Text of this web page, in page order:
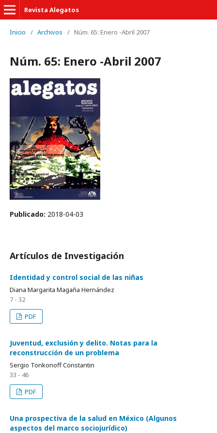
Revista Alegatos
Inicio / Archivos / Núm. 65: Enero -Abril 2007
Núm. 65: Enero -Abril 2007
Publicado: 2018-04-03
Artículos de Investigación
Identidad y control social de las niñas
Diana Margarita Magaña Hernández
7 - 32
PDF
Juventud, exclusión y delito. Notas para la
reconstrucción de un problema
Sergio Tonkonoff Constantin
33 - 46
PDF
Una prospectiva de la salud en México (Algunos
aspectos del marco sociojurídico)